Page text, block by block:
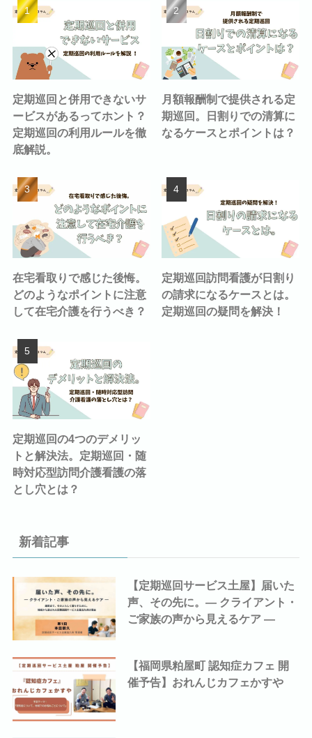
定期巡回と併用できないサ
ービスがあるってホント？
定期巡回の利用ルールを徹
底解説。
月額報酬制で提供される定
期巡回。日割りでの清算に
なるケースとポイントは？
在宅看取りで感じた後悔。
どのようなポイントに注意
して在宅介護を行うべき？
定期巡回訪問看護が日割り
の請求になるケースとは。
定期巡回の疑問を解決！
定期巡回の4つのデメリッ
トと解決法。定期巡回・随
時対応型訪問介護看護の落
とし穴とは？
新着記事
【定期巡回サービス土屋】届いた
声、その先に。― クライアント・
ご家族の声から見えるケア ―
【福岡県粕屋町 認知症カフェ 開
催予告】おれんじカフェかすや